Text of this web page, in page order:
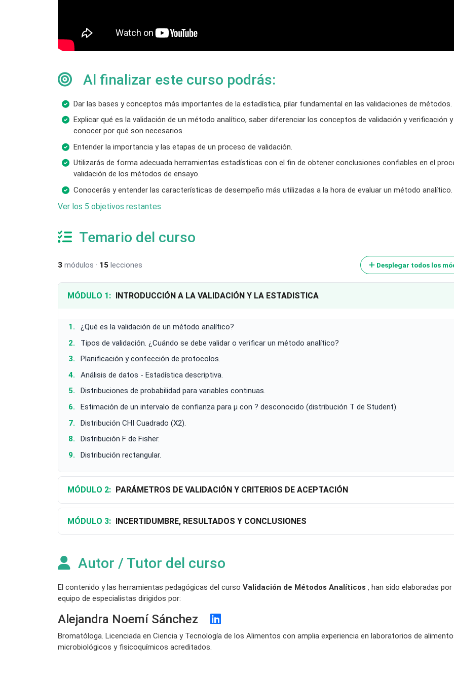
Al finalizar este curso podrás:
Dar las bases y conceptos más importantes de la estadística, pilar fundamental en las validaciones de métodos.
Explicar qué es la validación de un método analítico, saber diferenciar los conceptos de validación y verificación y
conocer por qué son necesarios.
Entender la importancia y las etapas de un proceso de validación.
Utilizarás de forma adecuada herramientas estadísticas con el fin de obtener conclusiones confiables en el
validación de los métodos de ensayo.
Conocerás y entender las características de desempeño más utilizadas a la hora de evaluar un método analítico.
Ver los 5 objetivos restantes
Temario del curso
3 módulos · 15 lecciones Desplegar todos los
MÓDULO 1: INTRODUCCIÓN A LA VALIDACIÓN Y LA ESTADISTICA
¿Qué es la validación de un método analítico?
Tipos de validación. ¿Cuándo se debe validar o verificar un método analítico?
Planificación y confección de protocolos.
Análisis de datos - Estadística descriptiva.
Distribuciones de probabilidad para variables continuas.
Estimación de un intervalo de confianza para µ con ? desconocido (distribución T de Student).
Distribución CHI Cuadrado (X2).
Distribución F de Fisher.
Distribución rectangular.
MÓDULO 2: PARÁMETROS DE VALIDACIÓN Y CRITERIOS DE ACEPTACIÓN
MÓDULO 3: INCERTIDUMBRE, RESULTADOS Y CONCLUSIONES
Autor / Tutor del curso
El contenido y las herramientas pedagógicas del curso Validación de Métodos Analíticos , han sido elaboradas por
equipo de especialistas dirigidos por:
Alejandra Noemí Sánchez
Bromatóloga. Licenciada en Ciencia y Tecnología de los Alimentos con amplia experiencia en laboratorios de
microbiológicos y fisicoquímicos acreditados.